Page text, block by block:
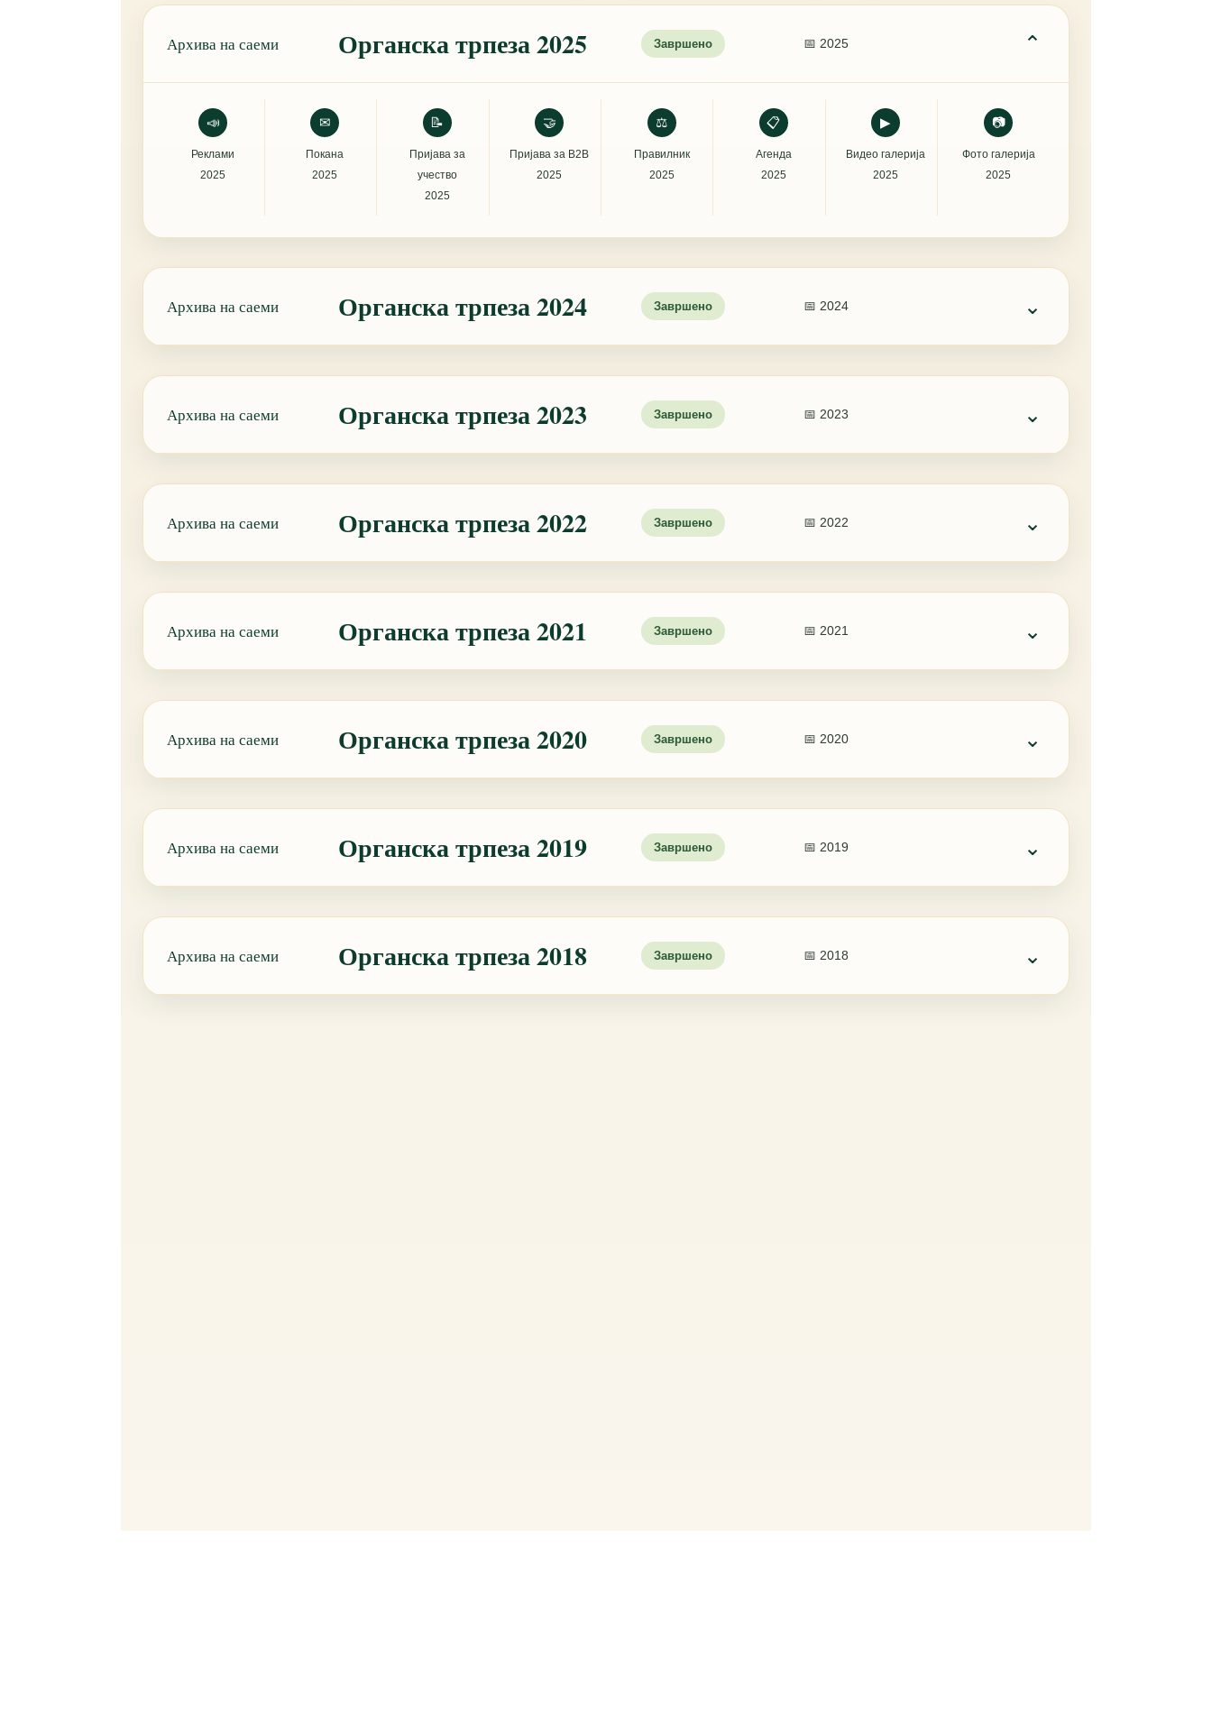
Архива на саеми Органска трпеза 2025 Завршено 📅 2025 ⌄
📣
Реклами
2025
✉
Покана
2025
📝
Пријава за
учество
2025
🤝
Пријава за B2B
2025
⚖
Правилник
2025
📋
Агенда
2025
▶
Видео галерија
2025
📷
Фото галерија
2025
Архива на саеми Органска трпеза 2024 Завршено 📅 2024 ⌄
Архива на саеми Органска трпеза 2023 Завршено 📅 2023 ⌄
Архива на саеми Органска трпеза 2022 Завршено 📅 2022 ⌄
Архива на саеми Органска трпеза 2021 Завршено 📅 2021 ⌄
Архива на саеми Органска трпеза 2020 Завршено 📅 2020 ⌄
Архива на саеми Органска трпеза 2019 Завршено 📅 2019 ⌄
Архива на саеми Органска трпеза 2018 Завршено 📅 2018 ⌄